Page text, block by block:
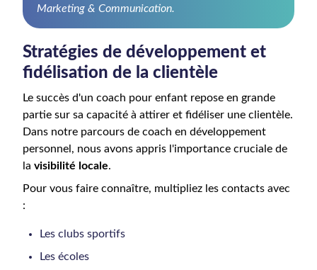
Marketing & Communication.
Stratégies de développement et
fidélisation de la clientèle
Le succès d'un coach pour enfant repose en grande
partie sur sa capacité à attirer et fidéliser une clientèle.
Dans notre parcours de coach en développement
personnel, nous avons appris l'importance cruciale de
la visibilité locale.
Pour vous faire connaître, multipliez les contacts avec
:
Les clubs sportifs
Les écoles